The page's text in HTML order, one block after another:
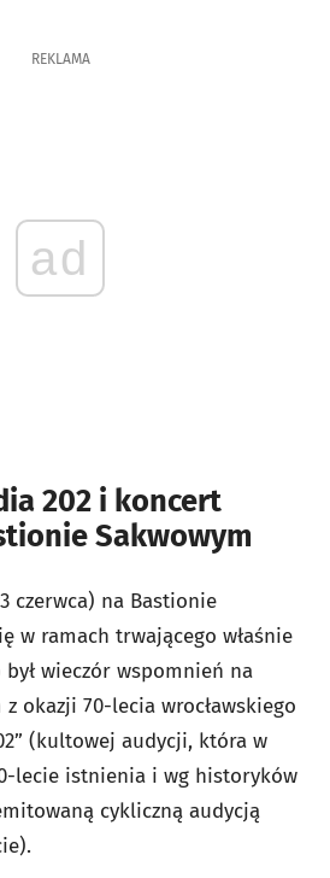
REKLAMA
ad
202 i koncert
Sakwowym
czerwca) na Bastionie
w ramach trwającego właśnie
był wieczór wspomnień na
okazji 70-lecia wrocławskiego
(kultowej audycji, która w
lecie istnienia i wg historyków
cykliczną audycją